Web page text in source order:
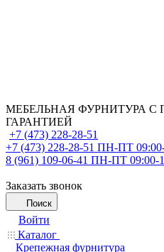
МЕБЕЛЬНАЯ ФУРНИТУРА
ГАРАНТИЕЙ
+7 (473) 228-28-51
+7 (473) 228-28-51 ПН-ПТ
8 (961) 109-06-41 ПН-ПТ 09:00-
Заказать звонок
Поиск
Войти
Каталог
Крепежная фурнитура